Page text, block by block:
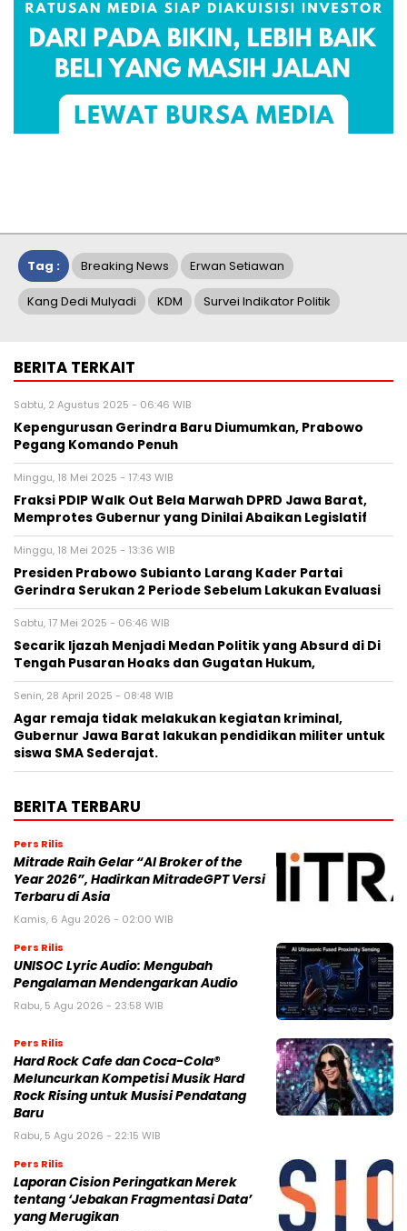
Tag : Breaking News Erwan Setiawan
Kang Dedi Mulyadi KDM Survei Indikator Politik
BERITA TERKAIT
Sabtu, 2 Agustus 2025 - 06:46 WIB
Kepengurusan Gerindra Baru Diumumkan, Prabowo
Pegang Komando Penuh
Minggu, 18 Mei 2025 - 17:43 WIB
Fraksi PDIP Walk Out Bela Marwah DPRD Jawa Barat,
Memprotes Gubernur yang Dinilai Abaikan Legislatif
Minggu, 18 Mei 2025 - 13:36 WIB
Presiden Prabowo Subianto Larang Kader Partai
Gerindra Serukan 2 Periode Sebelum Lakukan Evaluasi
Sabtu, 17 Mei 2025 - 06:46 WIB
Secarik Ijazah Menjadi Medan Politik yang Absurd di Di
Tengah Pusaran Hoaks dan Gugatan Hukum,
Senin, 28 April 2025 - 08:48 WIB
Agar remaja tidak melakukan kegiatan kriminal,
Gubernur Jawa Barat lakukan pendidikan militer untuk
siswa SMA Sederajat.
BERITA TERBARU
Pers Rilis
Mitrade Raih Gelar “AI Broker of the
Year 2026”, Hadirkan MitradeGPT Versi
Terbaru di Asia
Kamis, 6 Agu 2026 - 02:00 WIB
Pers Rilis
UNISOC Lyric Audio: Mengubah
Pengalaman Mendengarkan Audio
Rabu, 5 Agu 2026 - 23:58 WIB
Pers Rilis
Hard Rock Cafe dan Coca-Cola®
Meluncurkan Kompetisi Musik Hard
Rock Rising untuk Musisi Pendatang
Baru
Rabu, 5 Agu 2026 - 22:15 WIB
Pers Rilis
Laporan Cision Peringatkan Merek
tentang ‘Jebakan Fragmentasi Data’
yang Merugikan